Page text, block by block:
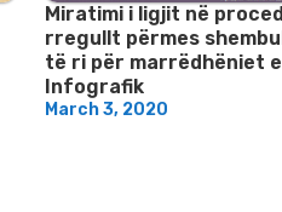
Miratimi i ligjit në
rregullt përmes
të ri për marrëdhëniet e
Infografik
March 3, 2020